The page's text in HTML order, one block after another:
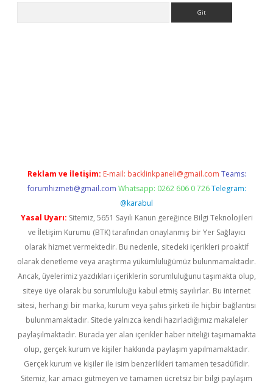
Reklam ve İletişim: E-mail: backlinkpaneli@gmail.com Teams:
forumhizmeti@gmail.com Whatsapp: 0262 606 0 726 Telegram:
@karabul
Yasal Uyarı: Sitemiz, 5651 Sayılı Kanun gereğince Bilgi Teknolojileri
ve İletişim Kurumu (BTK) tarafından onaylanmış bir Yer Sağlayıcı
olarak hizmet vermektedir. Bu nedenle, sitedeki içerikleri proaktif
olarak denetleme veya araştırma yükümlülüğümüz bulunmamaktadır.
Ancak, üyelerimiz yazdıkları içeriklerin sorumluluğunu taşımakta olup,
siteye üye olarak bu sorumluluğu kabul etmiş sayılırlar. Bu internet
sitesi, herhangi bir marka, kurum veya şahıs şirketi ile hiçbir bağlantısı
bulunmamaktadır. Sitede yalnızca kendi hazırladığımız makaleler
paylaşılmaktadır. Burada yer alan içerikler haber niteliği taşımamakta
olup, gerçek kurum ve kişiler hakkında paylaşım yapılmamaktadır.
Gerçek kurum ve kişiler ile isim benzerlikleri tamamen tesadüfidir.
Sitemiz, kar amacı gütmeyen ve tamamen ücretsiz bir bilgi paylaşım